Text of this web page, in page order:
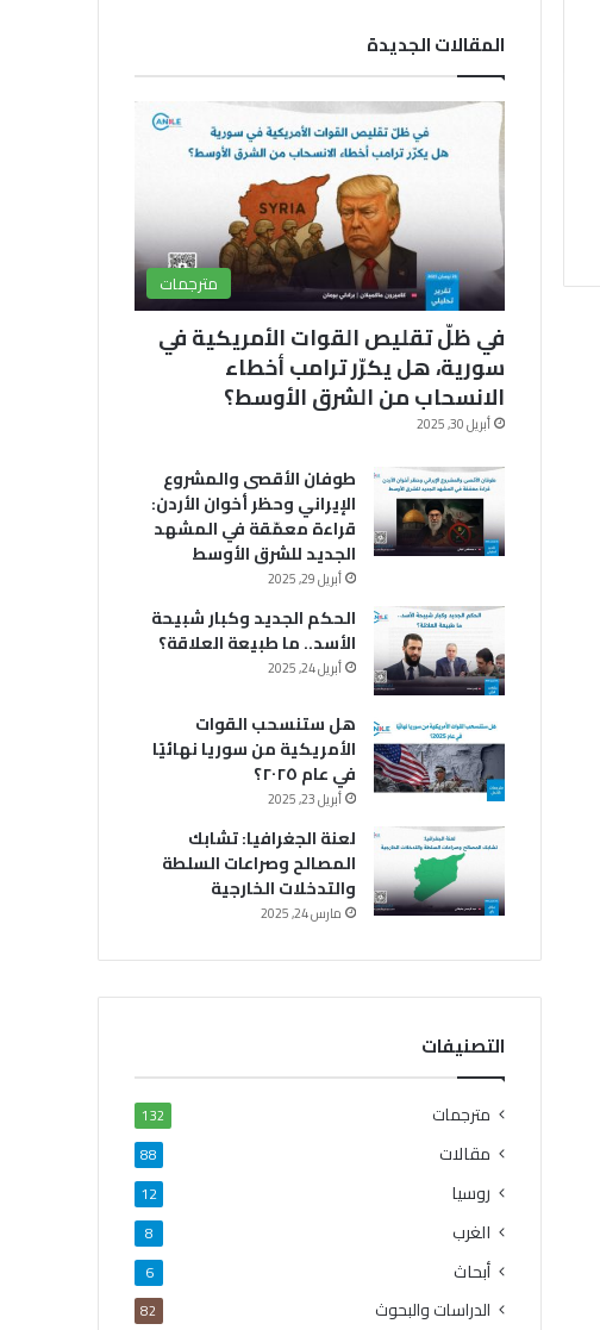
ب
و
ك
T
u
b
e
ر
ا
المقالات الجديدة
مترجمات
في ظلّ تقليص القوات الأمريكية في
سورية، هل يكرّر ترامب أخطاء
الانسحاب من الشرق الأوسط؟
أبريل 30, 2025
طوفان الأقصى والمشروع
الإيراني وحظر أخوان الأردن:
قراءة معمّقة في المشهد
الجديد للشرق الأوسط
أبريل 29, 2025
الحكم الجديد وكبار شبيحة
الأسد.. ما طبيعة العلاقة؟
أبريل 24, 2025
هل ستنسحب القوات
الأمريكية من سوريا نهائيًا
في عام ٢٠٢٥؟
أبريل 23, 2025
لعنة الجغرافيا: تشابك
المصالح وصراعات السلطة
والتدخلات الخارجية
مارس 24, 2025
التصنيفات
مترجمات 132
مقالات 88
روسيا 12
الغرب 8
أبحاث 6
الدراسات والبحوث 82